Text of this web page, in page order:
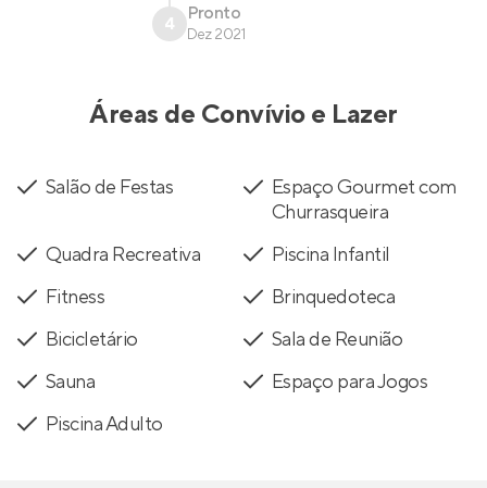
4 Pronto
Dez 2021
Áreas de Convívio e Lazer
Salão de Festas
Espaço Gourmet com
Churrasqueira
Quadra Recreativa
Piscina Infantil
Fitness
Brinquedoteca
Bicicletário
Sala de Reunião
Sauna
Espaço para Jogos
Piscina Adulto